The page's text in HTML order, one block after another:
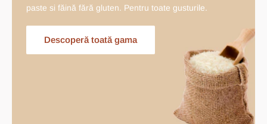
paste si făină fără gluten. Pentru toate gusturile.
Descoperă toată gama